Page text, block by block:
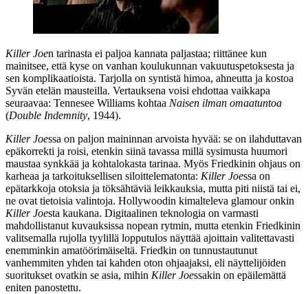
Killer Joen tarinasta ei paljoa kannata paljastaa; riittänee kun
mainitsee, että kyse on vanhan koulukunnan vakuutuspetoksesta ja
sen komplikaatioista. Tarjolla on syntistä himoa, ahneutta ja kostoa
Syvän etelän mausteilla. Vertauksena voisi ehdottaa vaikkapa
seuraavaa: Tennesee Williams kohtaa Naisen ilman omaatuntoa
(Double Indemnity, 1944).
Killer Joessa on paljon maininnan arvoista hyvää: se on ilahduttavan
epäkorrekti ja roisi, etenkin siinä tavassa millä sysimusta huumori
maustaa synkkää ja kohtalokasta tarinaa. Myös Friedkinin ohjaus on
karheaa ja tarkoituksellisen siloittelematonta: Killer Joessa on
epätarkkoja otoksia ja töksähtäviä leikkauksia, mutta piti niistä tai ei,
ne ovat tietoisia valintoja. Hollywoodin kimalteleva glamour onkin
Killer Joesta kaukana. Digitaalinen teknologia on varmasti
mahdollistanut kuvauksissa nopean rytmin, mutta etenkin Friedkinin
valitsemalla rujolla tyylillä lopputulos näyttää ajoittain valitettavasti
enemminkin amatöörimäiseltä. Friedkin on tunnustautunut
vanhemmiten yhden tai kahden oton ohjaajaksi, eli näyttelijöiden
suoritukset ovatkin se asia, mihin Killer Joessakin on epäilemättä
eniten panostettu.